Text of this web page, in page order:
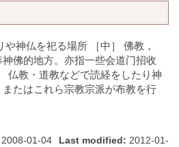
神仏を祀る場所 ［中］ 佛教，
佛的地方。亦指一些会道门招收
仏教・道教などで読経をしたり神
たはこれら宗教宗派が布教を行
2008-01-04 Last modified: 2012-01-